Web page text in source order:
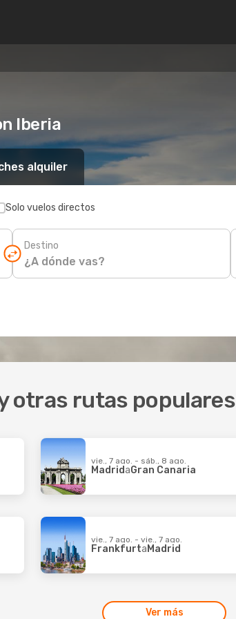
Iberia
alquiler
Solo vuelos directos
Destino
otras rutas populares
vie., 7 ago. - sáb., 8 ago.
MadridaGran Canaria
vie., 7 ago. - vie., 7 ago.
FrankfurtaMadrid
Ver más